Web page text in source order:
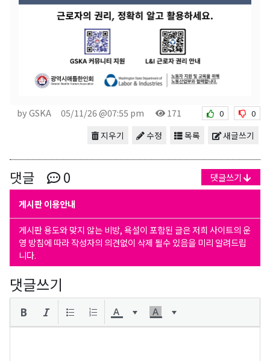
by GSKA 05/11/26 @07:55 pm 171 0 0
새글쓰기
목록
수정
지우기
댓글 0 댓글쓰기
게시판 이용안내
게시판 용도와 맞지 않는 비방, 욕설이 포함된 글은 저희 사이트의 운
영 방침에 따라 작성자의 의견없이 삭제 될수 있음을 미리 알려드립
니다.
댓글쓰기